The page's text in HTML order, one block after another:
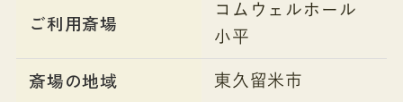
ご利用斎場
コムウェルホール
小平
斎場の地域 東久留米市